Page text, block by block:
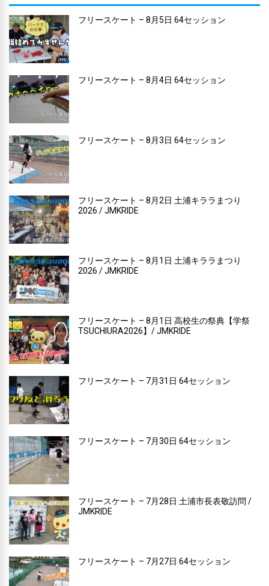
フリースケート – 8月5日 64セッション
フリースケート – 8月4日 64セッション
フリースケート – 8月3日 64セッション
フリースケート – 8月2日 土浦キララまつり
2026 / JMKRIDE
フリースケート – 8月1日 土浦キララまつり
2026 / JMKRIDE
フリースケート – 8月1日 高校生の祭典【学祭
TSUCHIURA2026】/ JMKRIDE
フリースケート – 7月31日 64セッション
フリースケート – 7月30日 64セッション
フリースケート – 7月28日 土浦市長表敬訪問 /
JMKRIDE
フリースケート – 7月27日 64セッション